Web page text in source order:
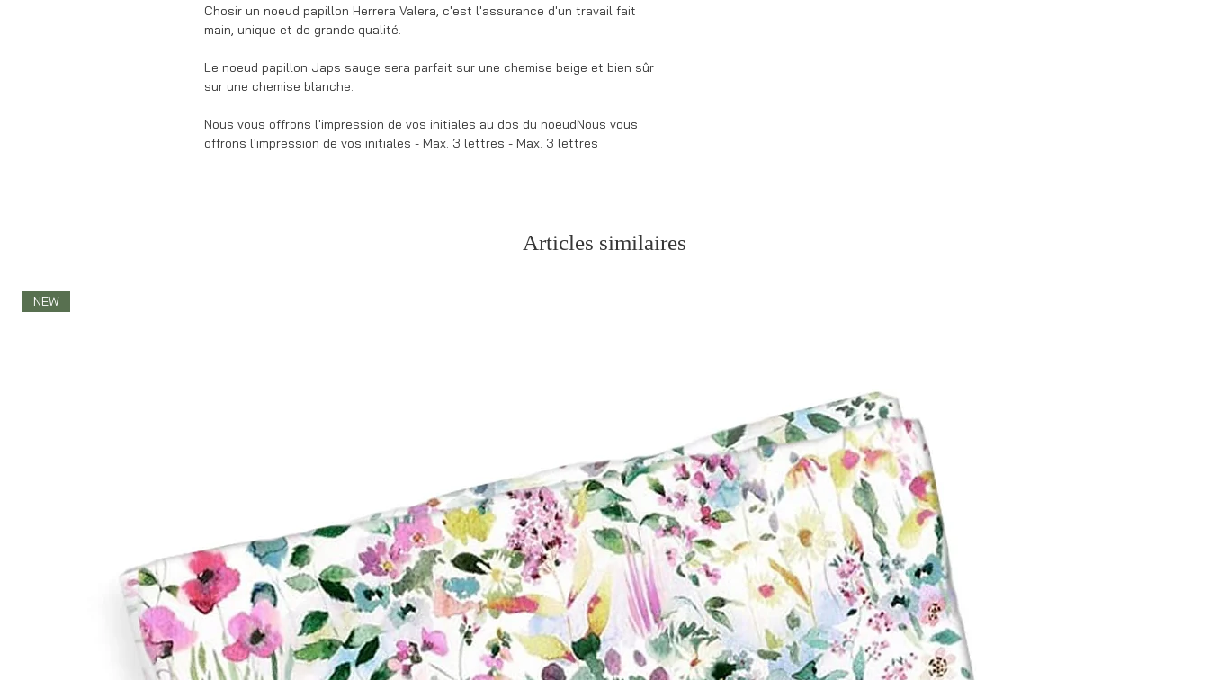
Chosir un noeud papillon Herrera Valera, c'est l'assurance d'un travail fait
main, unique et de grande qualité.
Le noeud papillon Japs sauge sera parfait sur une chemise beige et bien sûr
sur une chemise blanche.
Nous vous offrons l'impression de vos initiales au dos du noeudNous vous
offrons l'impression de vos initiales - Max. 3 lettres - Max. 3 lettres
Articles similaires
NEW